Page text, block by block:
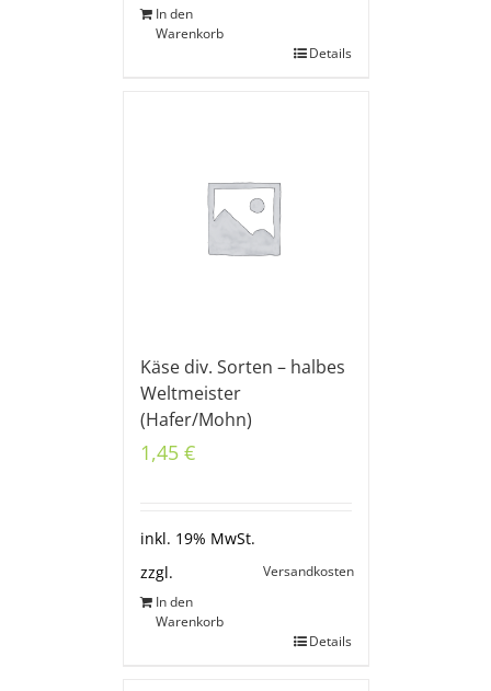
In den
Warenkorb
Details
Käse div. Sorten – halbes
Weltmeister
(Hafer/Mohn)
1,45 €
inkl. 19% MwSt.
zzgl.
Versandkosten
In den
Warenkorb
Details